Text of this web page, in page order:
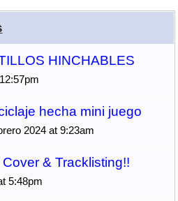
HINCHABLES
hecha mini juego
2024 at 9:23am
& Tracklisting!!
5:48pm